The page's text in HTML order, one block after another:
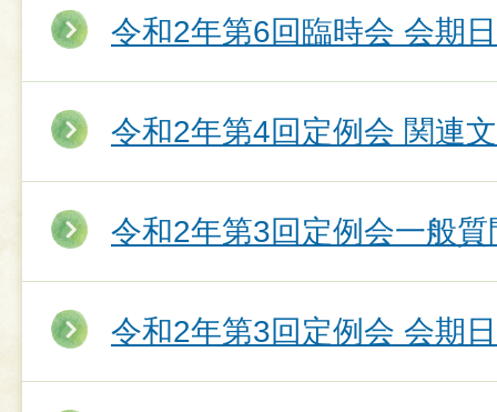
令和2年第6回臨時会 会期
令和2年第4回定例会 関連
令和2年第3回定例会一般質
令和2年第3回定例会 会期